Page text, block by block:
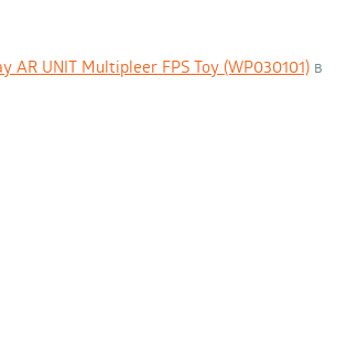
UNIT Multipleer FPS Toy (WP030101) в